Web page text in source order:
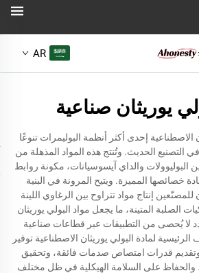
AR
يوريثان صناعية
الاصطناعية إحدى أكثر أنظمة البوليمرات تنوعًا
التصنيع الحديث. وتُنتج هذه المواد المذهلة من
البوليوولات والداي آيسوسيانات، مكونة روابط
خصائصها المميزة. ويتيح المرونة في البنية
للمصنّعين إنتاج مواد تتراوح بين الرغاوي اللينة
الصلبة المتينة، ما يجعل مواد البولي يوريثان
لا يُحصى من التطبيقات عبر قطاعات صناعية
لمادة البولي يوريثان الاصطناعية توفير
قدرات امتصاص صدمات فائقة، وتحقيق
والحفاظ على السلامة الهيكلية في ظل مختلف